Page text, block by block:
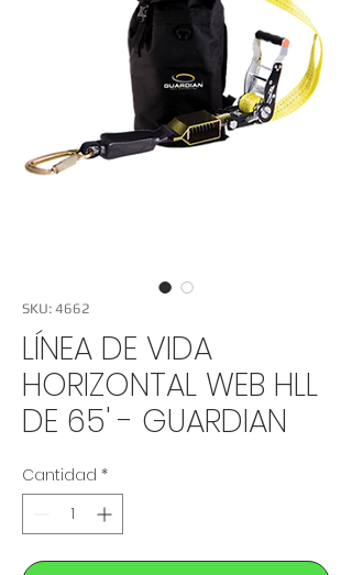
SKU: 4662
LÍNEA DE VIDA
HORIZONTAL WEB HLL
DE 65' - GUARDIAN
Cantidad *